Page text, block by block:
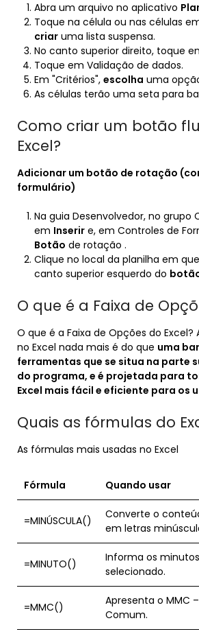
Abra um arquivo no aplicativo
Toque na célula ou nas células
criar uma lista suspensa.
No canto superior direito, toque
Toque em Validação de dados.
Em "Critérios", escolha uma
As células terão uma seta para
Como criar um botão
Excel?
Adicionar um botão de rotação
formulário)
Na guia Desenvolvedor, no grupo
em Inserir e, em Controles de
Botão de rotação .
Clique no local da planilha em
canto superior esquerdo do
O que é a Faixa de
O que é a Faixa de Opções do Excel?
no Excel nada mais é do que uma
ferramentas que se situa na parte
do programa, e é projetada para
Excel mais fácil e eficiente para os
Quais as fórmulas do
As fórmulas mais usadas no Excel
Fórmula Quando usar
=MINÚSCULA()
Converte o
em letras
=MINUTO()
Informa os
selecionado.
=MMC()
Apresenta o MMC
Comum.